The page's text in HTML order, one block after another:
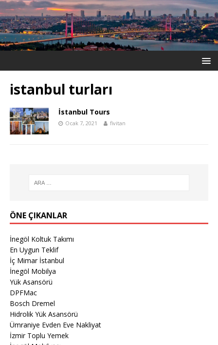
istanbul turları
İstanbul Tours
Ocak 7, 2021 fivitan
ÖNE ÇIKANLAR
İnegöl Koltuk Takımı
En Uygun Teklif
İç Mimar İstanbul
İnegöl Mobilya
Yük Asansörü
DPFMac
Bosch Dremel
Hidrolik Yük Asansörü
Ümraniye Evden Eve Nakliyat
İzmir Toplu Yemek